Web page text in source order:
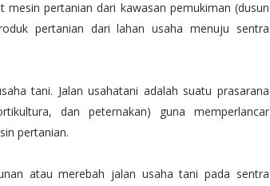
pertanian dari kawasan pemukiman (dusun
pertanian dari lahan usaha menuju sentra
tani. Jalan usahatani adalah suatu prasarana
dan peternakan) guna memperlancar
pertanian.
atau merebah jalan usaha tani pada sentra